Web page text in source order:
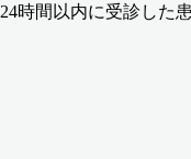
時間以内に受診した